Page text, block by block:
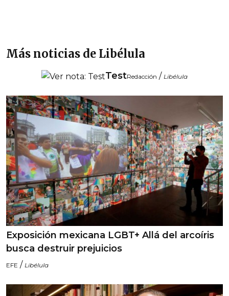
Más noticias de Libélula
TestRedacción / Libélula
Exposición mexicana LGBT+ Allá del arcoíris
busca destruir prejuicios
EFE / Libélula